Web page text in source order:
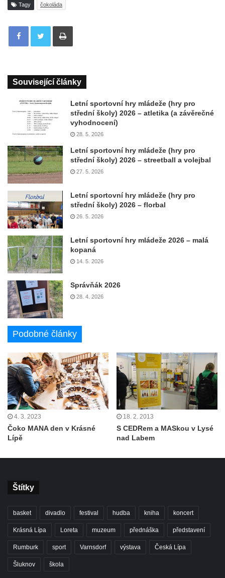
Tagy čokoláda
Tisknout
Související články
Letní sportovní hry mládeže (hry pro
střední školy) 2026 – atletika (a závěrečné
vyhodnocení)
28. 5. 2026
Letní sportovní hry mládeže (hry pro
střední školy) 2026 – streetball a volejbal
27. 5. 2026
Letní sportovní hry mládeže (hry pro
střední školy) 2026 – florbal
26. 5. 2026
Letní sportovní hry mládeže 2026 – malá
kopaná
14. 5. 2026
Správňák 2026
28. 4. 2026
Podobné články
4. 3. 2023
Čoko MANA den v Krásné
Lípě
18. 2. 2013
S CEDRem a MASkou v Lysé
nad Labem
Štítky
basket divadlo festival hudba kniha koncert
Krásná Lípa Loreta muzeum přednáška představení
Rumburk sport Varnsdorf výstava Česká Lípa
Šluknov škola